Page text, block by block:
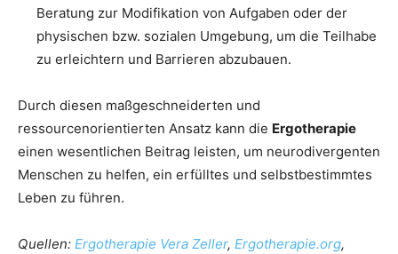
Beratung zur Modifikation von Aufgaben oder der
physischen bzw. sozialen Umgebung, um die Teilhabe
zu erleichtern und Barrieren abzubauen.
Durch diesen maßgeschneiderten und
ressourcenorientierten Ansatz kann die Ergotherapie
einen wesentlichen Beitrag leisten, um neurodivergenten
Menschen zu helfen, ein erfülltes und selbstbestimmtes
Leben zu führen.
Quellen: Ergotherapie Vera Zeller, Ergotherapie.org,